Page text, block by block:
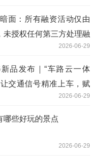
面：所有融资活动仅由
未授权任何第三方处理融
2026-06-29
品发布｜“车路云一体
交通信号精准上车，赋
2026-06-29
哪些好玩的景点
2026-06-29